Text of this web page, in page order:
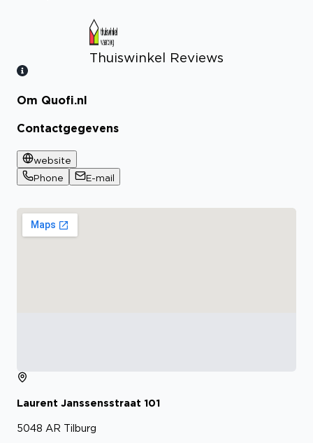
Thuiswinkel Reviews
Bekijk certificaat
Om Quofi.nl
Contactgegevens
website
Phone
E-mail
Laurent Janssensstraat 101
5048 AR Tilburg